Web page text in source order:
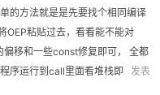
的方法就是是先要找个相同编译
OEP粘贴过去，看看能不能对
移和一些const修复即可， 全都
序运行到call里面看堆栈即 发表